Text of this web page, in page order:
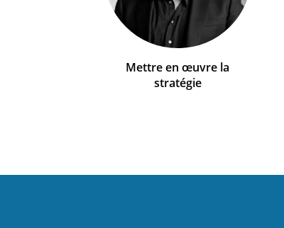
Mettre en œuvre la
stratégie